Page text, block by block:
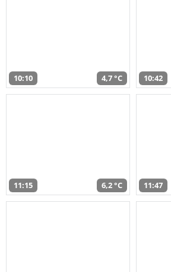
10:10 4,7 °C 10:42
11:15 6,2 °C 11:47